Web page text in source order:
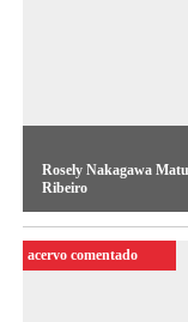
Rosely Nakagawa
Ribeiro
A curadora analisa o
acervo comentado